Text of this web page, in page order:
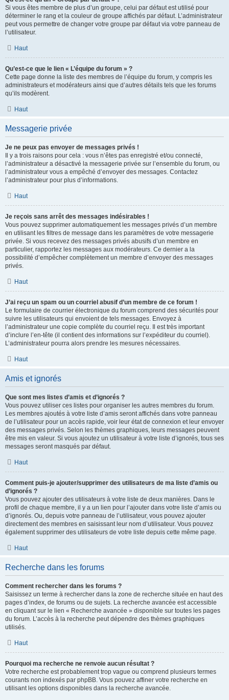
Si vous êtes membre de plus d’un groupe, celui par défaut est utilisé pour
déterminer le rang et la couleur de groupe affichés par défaut. L’administrateur
peut vous permettre de changer votre groupe par défaut via votre panneau de
l’utilisateur.
Haut
Qu’est-ce que le lien « L’équipe du forum » ?
Cette page donne la liste des membres de l’équipe du forum, y compris les
administrateurs et modérateurs ainsi que d’autres détails tels que les forums
qu’ils modèrent.
Haut
Messagerie privée
Je ne peux pas envoyer de messages privés !
Il y a trois raisons pour cela : vous n’êtes pas enregistré et/ou connecté,
l’administrateur a désactivé la messagerie privée sur l’ensemble du forum, ou
l’administrateur vous a empêché d’envoyer des messages. Contactez
l’administrateur pour plus d’informations.
Haut
Je reçois sans arrêt des messages indésirables !
Vous pouvez supprimer automatiquement les messages privés d’un membre
en utilisant les filtres de message dans les paramètres de votre messagerie
privée. Si vous recevez des messages privés abusifs d’un membre en
particulier, rapportez les messages aux modérateurs. Ce dernier a la
possibilité d’empêcher complètement un membre d’envoyer des messages
privés.
Haut
J’ai reçu un spam ou un courriel abusif d’un membre de ce forum !
Le formulaire de courrier électronique du forum comprend des sécurités pour
suivre les utilisateurs qui envoient de tels messages. Envoyez à
l’administrateur une copie complète du courriel reçu. Il est très important
d’inclure l’en-tête (il contient des informations sur l’expéditeur du courriel).
L’administrateur pourra alors prendre les mesures nécessaires.
Haut
Amis et ignorés
Que sont mes listes d’amis et d’ignorés ?
Vous pouvez utiliser ces listes pour organiser les autres membres du forum.
Les membres ajoutés à votre liste d’amis seront affichés dans votre panneau
de l’utilisateur pour un accès rapide, voir leur état de connexion et leur envoyer
des messages privés. Selon les thèmes graphiques, leurs messages peuvent
être mis en valeur. Si vous ajoutez un utilisateur à votre liste d’ignorés, tous ses
messages seront masqués par défaut.
Haut
Comment puis-je ajouter/supprimer des utilisateurs de ma liste d’amis ou
d’ignorés ?
Vous pouvez ajouter des utilisateurs à votre liste de deux manières. Dans le
profil de chaque membre, il y a un lien pour l’ajouter dans votre liste d’amis ou
d’ignorés. Ou, depuis votre panneau de l’utilisateur, vous pouvez ajouter
directement des membres en saisissant leur nom d’utilisateur. Vous pouvez
également supprimer des utilisateurs de votre liste depuis cette même page.
Haut
Recherche dans les forums
Comment rechercher dans les forums ?
Saisissez un terme à rechercher dans la zone de recherche située en haut des
pages d’index, de forums ou de sujets. La recherche avancée est accessible
en cliquant sur le lien « Recherche avancée » disponible sur toutes les pages
du forum. L’accès à la recherche peut dépendre des thèmes graphiques
utilisés.
Haut
Pourquoi ma recherche ne renvoie aucun résultat ?
Votre recherche est probablement trop vague ou comprend plusieurs termes
courants non indexés par phpBB. Vous pouvez affiner votre recherche en
utilisant les options disponibles dans la recherche avancée.